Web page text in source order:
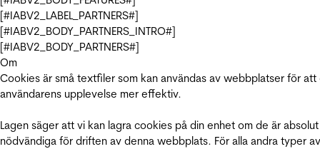
[#IABV2_LABEL_PARTNERS#]
[#IABV2_BODY_PARTNERS_INTRO#]
[#IABV2_BODY_PARTNERS#]
Om
Cookies är små textfiler som kan användas av webbplatser för att
användarens upplevelse mer effektiv.
Lagen säger att vi kan lagra cookies på din enhet om de är absolut
nödvändiga för driften av denna webbplats. För alla andra typer av